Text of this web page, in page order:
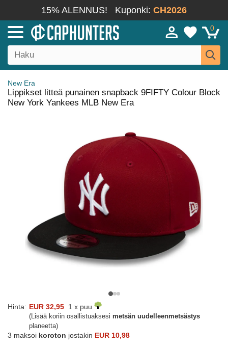
15% ALENNUS! Kuponki: CH2026
0
New Era
Lippikset litteä punainen snapback 9FIFTY Colour Block
New York Yankees MLB New Era
Hinta: EUR 32,95 1 x puu
(Lisää koriin osallistuaksesi metsän uudelleenmetsästys
planeetta)
3 maksoi koroton jostakin EUR 10,98